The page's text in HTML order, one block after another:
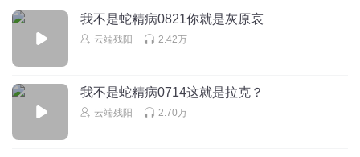
我不是蛇精病0821你就是灰原哀
云端残阳 2.42万
我不是蛇精病0714这就是拉克？
云端残阳 2.70万